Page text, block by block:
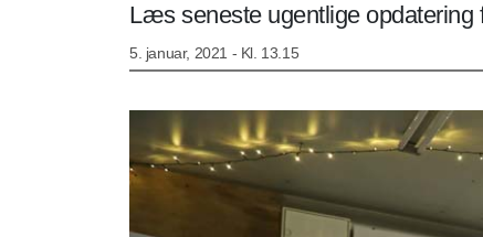
Læs seneste ugentlige opdatering
5. januar, 2021 - Kl. 13.15